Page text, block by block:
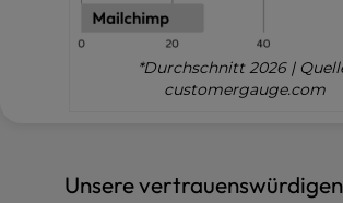
*Durchschnitt 2026 |
customergauge.com
Unsere